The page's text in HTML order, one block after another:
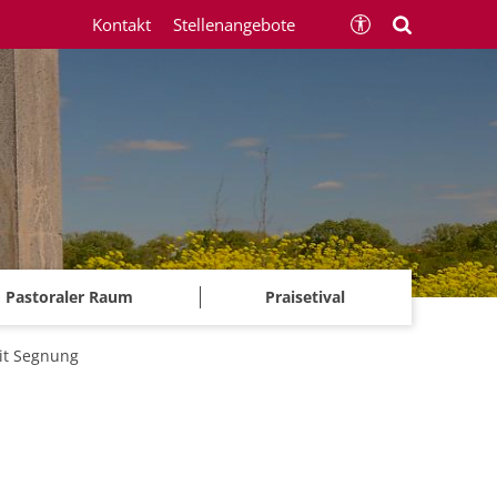
Pastoraler Raum Praisetival
Kontakt Stellenangebote
Segnung